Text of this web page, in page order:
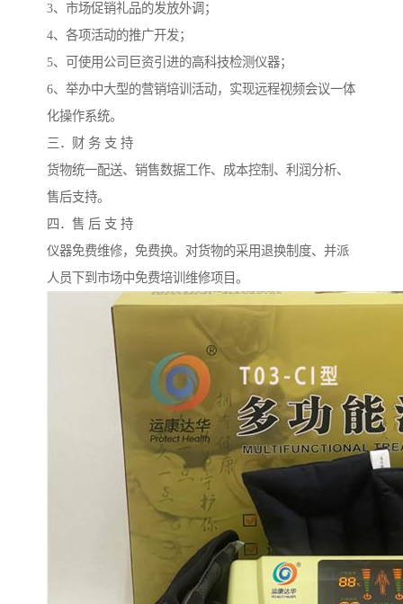
3、市场促销礼品的发放外调；
4、各项活动的推广开发；
5、可使用公司巨资引进的高科技检测仪器；
6、举办中大型的营销培训活动，实现远程视频会议一体
化操作系统。
三．财 务 支 持
货物统一配送、销售数据工作、成本控制、利润分析、
售后支持。
四．售 后 支 持
仪器免费维修，免费换。对货物的采用退换制度、并派
人员下到市场中免费培训维修项目。